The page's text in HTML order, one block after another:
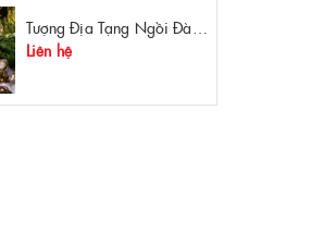
Tượng Địa Tạng Ngồi Đài Sen Đồng Mạ Vàng
Liên hệ